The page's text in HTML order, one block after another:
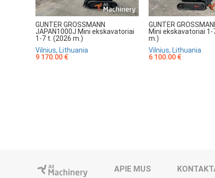
GUNTER GROSSMANN
JAPAN1000J Mini ekskavatoriai
1-7 t. (2026 m.)
Vilnius, Lithuania
9 170.00 €
GUNTER
Mini ekskavatoriai 1-
m.)
Vilnius, Lithuania
6 100.00 €
APIE MUS